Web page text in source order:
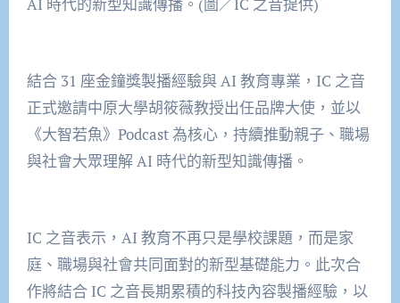
AI 時代的新型知識傳播。(圖／IC 之音提供)
結合 31 座金鐘獎製播經驗與 AI 教育專業，IC 之音
正式邀請中原大學胡筱薇教授出任品牌大使，並以
《大智若魚》Podcast 為核心，持續推動親子、職場
與社會大眾理解 AI 時代的新型知識傳播。
IC 之音表示，AI 教育不再只是學校課題，而是家
庭、職場與社會共同面對的新型基礎能力。此次合
作將結合 IC 之音長期累積的科技內容製播經驗，以